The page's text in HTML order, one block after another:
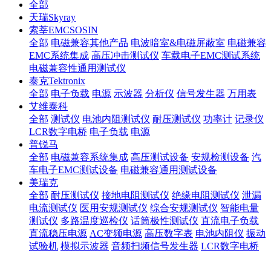
全部
天瑞Skyray
索莘EMCSOSIN
全部 电磁兼容其他产品 电波暗室&电磁屏蔽室 电磁兼容
EMC系统集成 高压冲击测试仪 车载电子EMC测试系统
电磁兼容性通用测试仪
泰克Tektronix
全部 电子负载 电源 示波器 分析仪 信号发生器 万用表
艾维泰科
全部 测试仪 电池内阻测试仪 耐压测试仪 功率计 记录仪
LCR数字电桥 电子负载 电源
普锐马
全部 电磁兼容系统集成 高压测试设备 安规检测设备 汽
车电子EMC测试设备 电磁兼容通用测试设备
美瑞克
全部 耐压测试仪 接地电阻测试仪 绝缘电阻测试仪 泄漏
电流测试仪 医用安规测试仪 综合安规测试仪 智能电量
测试仪 多路温度巡检仪 话筒极性测试仪 直流电子负载
直流稳压电源 AC变频电源 高压数字表 电池内阻仪 振动
试验机 模拟示波器 音频扫频信号发生器 LCR数字电桥